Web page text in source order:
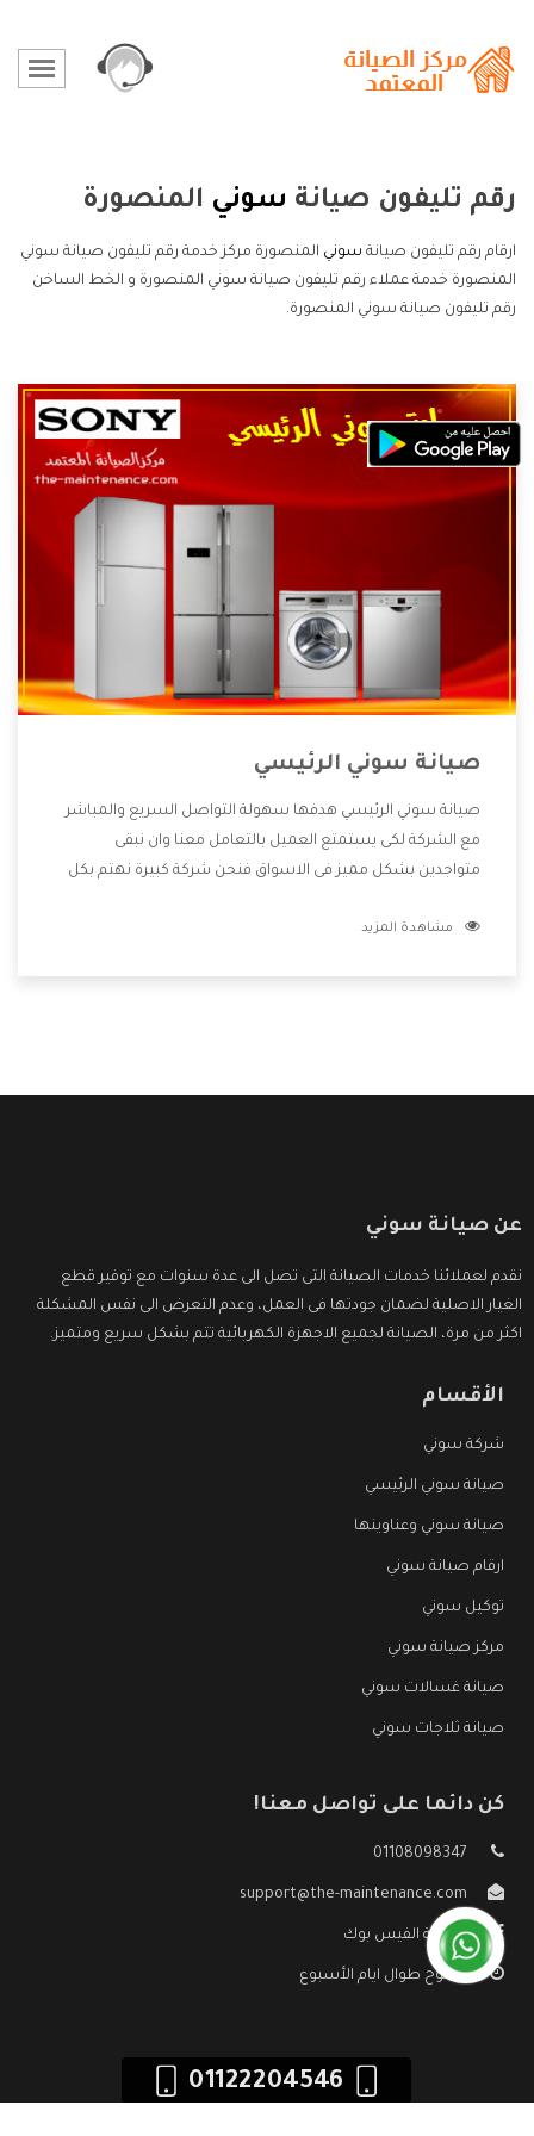
رقم تليفون صيانة سوني المنصورة
ارقام رقم تليفون صيانة سوني المنصورة مركز خدمة رقم تليفون صيانة سوني
المنصورة خدمة عملاء رقم تليفون صيانة سوني المنصورة و الخط الساخن
رقم تليفون صيانة سوني المنصورة.
صيانة سوني الرئيسي
صيانة سوني الرئيسي هدفها سهولة التواصل السريع والمباشر
مع الشركة لكى يستمتع العميل بالتعامل معنا وان نبقى
متواجدين بشكل مميز فى الاسواق فنحن شركة كبيرة نهتم بكل
الشركة بها والتى تكون منها خدمة الصيانة التى تكون من أهم
مشاهدة المزيد
عن صيانة سوني
نقدم لعملائنا خدمات الصيانة التى تصل الى عدة سنوات مع توفير قطع
الغيار الاصلية لضمان جودتها فى العمل، وعدم التعرض الى نفس المشكلة
اكثر من مرة، الصيانة لجميع الاجهزة الكهربائية تتم بشكل سريع ومتميز.
الأقسام
شركة سوني
صيانة سوني الرئيسي
صيانة سوني وعناوينها
ارقام صيانة سوني
توكيل سوني
مركز صيانة سوني
صيانة غسالات سوني
صيانة ثلاجات سوني
كن دائما على تواصل معنا!
01108098347
support@the-maintenance.com
صفحة الفيس بوك
مفتوح طوال ايام الأسبوع
01122204546